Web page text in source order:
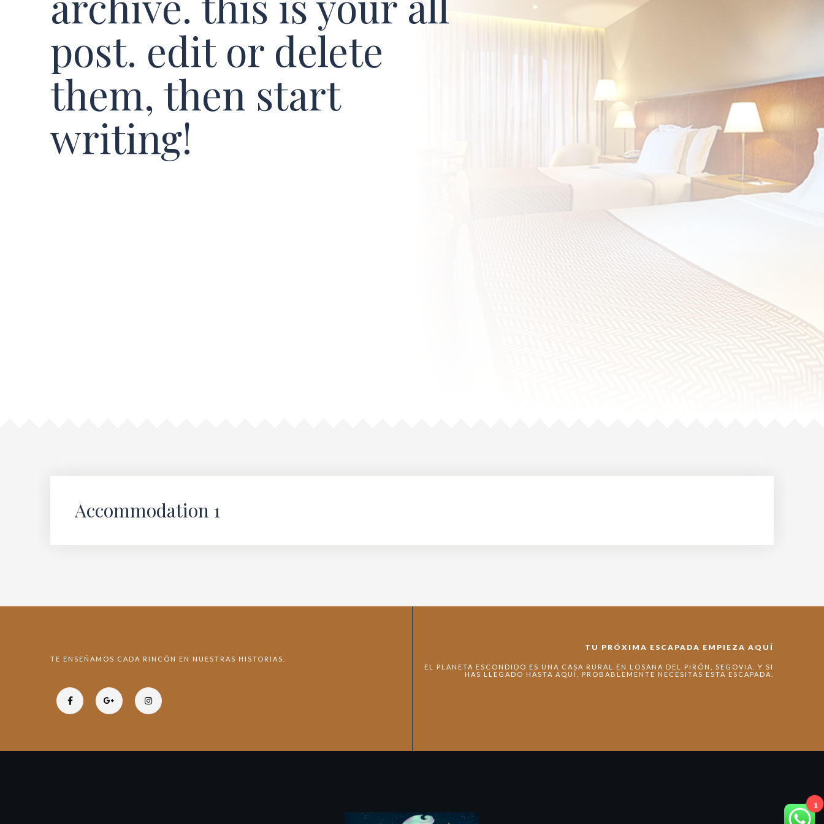
post. edit or delete
them, then start
writing!
Accommodation 1
TE ENSEÑAMOS CADA RINCÓN EN NUESTRAS HISTORIAS.
TU PRÓXIMA ESCAPADA EMPIEZA AQUÍ
EL PLANETA ESCONDIDO ES UNA CASA RURAL EN LOSANA DEL PIRÓN, SEGOVIA. Y SI
HAS LLEGADO HASTA AQUÍ, PROBABLEMENTE NECESITAS ESTA ESCAPADA.
1